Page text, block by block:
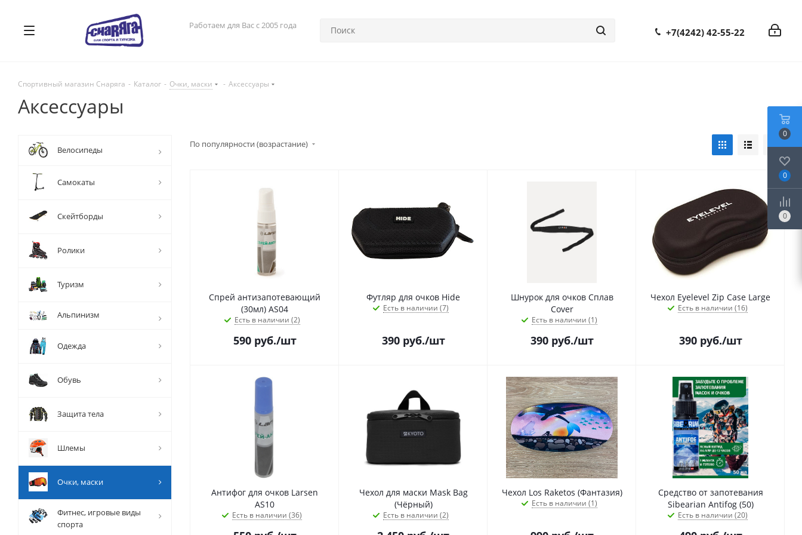
Работаем для Вас с 2005 года
+7(4242) 42-55-22
Спортивный магазин Снаряга - Каталог - Очки, маски - Аксессуары
Аксессуары
По популярности (возрастание)
Спрей антизапотевающий
(30мл) AS04
Есть в наличии (2)
590руб./шт
Футляр для очков Hide
Есть в наличии (7)
390руб./шт
Шнурок для очков Сплав
Cover
Есть в наличии (1)
390руб./шт
Чехол Eyelevel Zip Case Large
Есть в наличии (16)
390руб./шт
Антифог для очков Larsen
AS10
Есть в наличии (36)
Чехол для маски Mask Bag
(Чёрный)
Есть в наличии (2)
Чехол Los Raketos (Фантазия)
Есть в наличии (1)
Средство от запотевания
Sibearian Antifog (50)
Есть в наличии (20)
Велосипеды
Самокаты
Скейтборды
Ролики
Туризм
Альпинизм
Одежда
Обувь
Защита тела
Шлемы
Очки, маски
Фитнес, игровые виды
спорта
0
0
0